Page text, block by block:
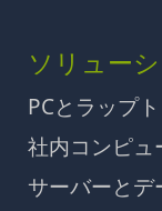
ソリュー
PCとラップ
社内コンピ
サーバーと